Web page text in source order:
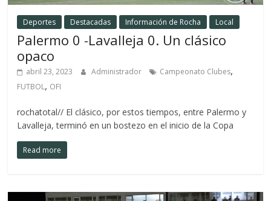
Deportes Destacadas Información de Rocha Local
Palermo 0 -Lavalleja 0. Un clásico
opaco
abril 23, 2023 Administrador Campeonato Clubes,
FUTBOL, OFI
rochatotal// El clásico, por estos tiempos, entre Palermo y
Lavalleja, terminó en un bostezo en el inicio de la Copa
Read more